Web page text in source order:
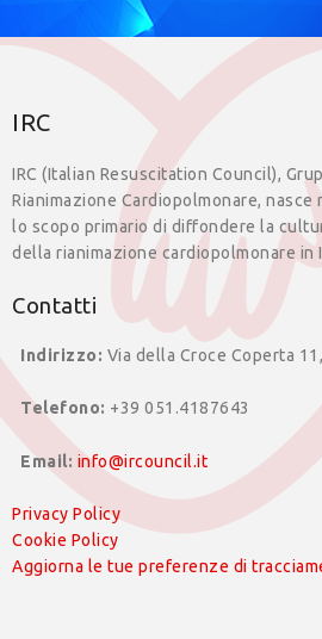
IRC
IRC (Italian Resuscitation Council),
Rianimazione Cardiopolmonare,
lo scopo primario di diffondere la
della rianimazione cardiopolmonare in
Contatti
Indirizzo: Via della Croce Coperta
Telefono: +39 051.4187643
Email: info@ircouncil.it
Privacy Policy
Cookie Policy
Aggiorna le tue preferenze di